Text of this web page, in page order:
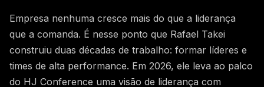
QUERO SER PATROCINADOR